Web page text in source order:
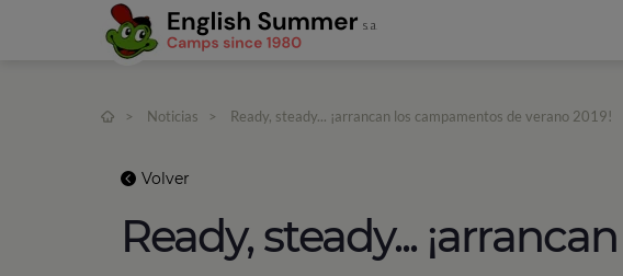
> Noticias > Ready, steady... ¡arrancan los campamentos de verano 2019!
Volver
Ready, steady...